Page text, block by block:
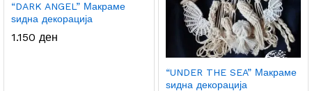
“DARK ANGEL” Макраме
ѕидна декорација
1.150 ден
“UNDER THE SEA” Макраме
ѕидна декорација